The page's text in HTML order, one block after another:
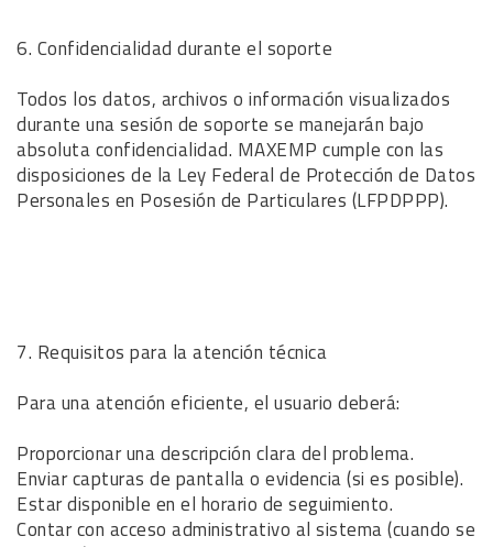
6. Confidencialidad durante el soporte
Todos los datos, archivos o información visualizados
durante una sesión de soporte se manejarán bajo
absoluta confidencialidad. MAXEMP cumple con las
disposiciones de la Ley Federal de Protección de Datos
Personales en Posesión de Particulares (LFPDPPP).
7. Requisitos para la atención técnica
Para una atención eficiente, el usuario deberá:
Proporcionar una descripción clara del problema.
Enviar capturas de pantalla o evidencia (si es posible).
Estar disponible en el horario de seguimiento.
Contar con acceso administrativo al sistema (cuando se